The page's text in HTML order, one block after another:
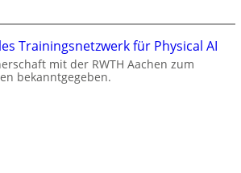
Trainingsnetzwerk für Physical AI
mit der RWTH Aachen zum
bekanntgegeben.